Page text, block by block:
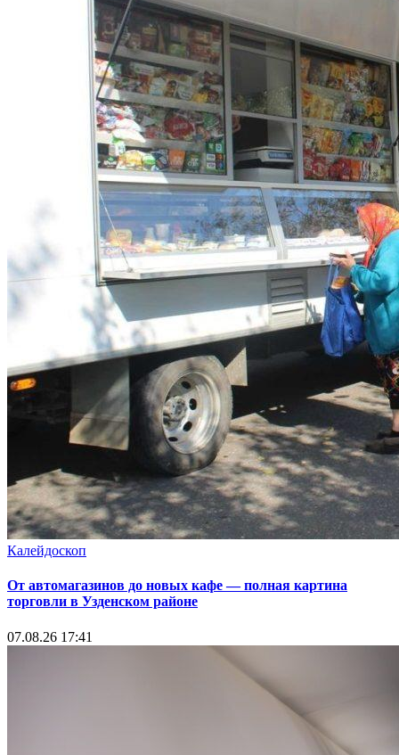
Калейдоскоп
От автомагазинов до новых кафе — полная картина
торговли в Узденском районе
07.08.26 17:41